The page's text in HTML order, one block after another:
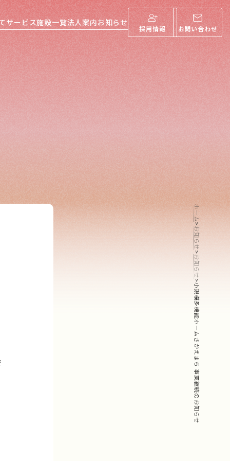
サービス施設一覧法人案内お知らせ
採用情報 お問い合わせ
ホーム
>
お知らせ
>
お知らせ
>
小規模多機能ホームさかえまち 事業継続のお知らせ